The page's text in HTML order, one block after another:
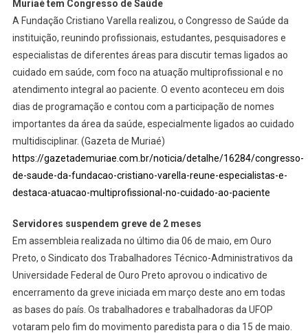
Muriaé tem Congresso de Saúde
A Fundação Cristiano Varella realizou, o Congresso de Saúde da
instituição, reunindo profissionais, estudantes, pesquisadores e
especialistas de diferentes áreas para discutir temas ligados ao
cuidado em saúde, com foco na atuação multiprofissional e no
atendimento integral ao paciente. O evento aconteceu em dois
dias de programação e contou com a participação de nomes
importantes da área da saúde, especialmente ligados ao cuidado
multidisciplinar. (Gazeta de Muriaé)
https://gazetademuriae.com.br/noticia/detalhe/16284/congresso-
de-saude-da-fundacao-cristiano-varella-reune-especialistas-e-
destaca-atuacao-multiprofissional-no-cuidado-ao-paciente
Servidores suspendem greve de 2 meses
Em assembleia realizada no último dia 06 de maio, em Ouro
Preto, o Sindicato dos Trabalhadores Técnico-Administrativos da
Universidade Federal de Ouro Preto aprovou o indicativo de
encerramento da greve iniciada em março deste ano em todas
as bases do país. Os trabalhadores e trabalhadoras da UFOP
votaram pelo fim do movimento paredista para o dia 15 de maio.